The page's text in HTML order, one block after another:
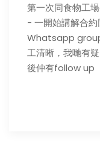
第一次同食物工
- 一開始講解合
Whatsapp
工清晰，我哋有
後仲有follow up